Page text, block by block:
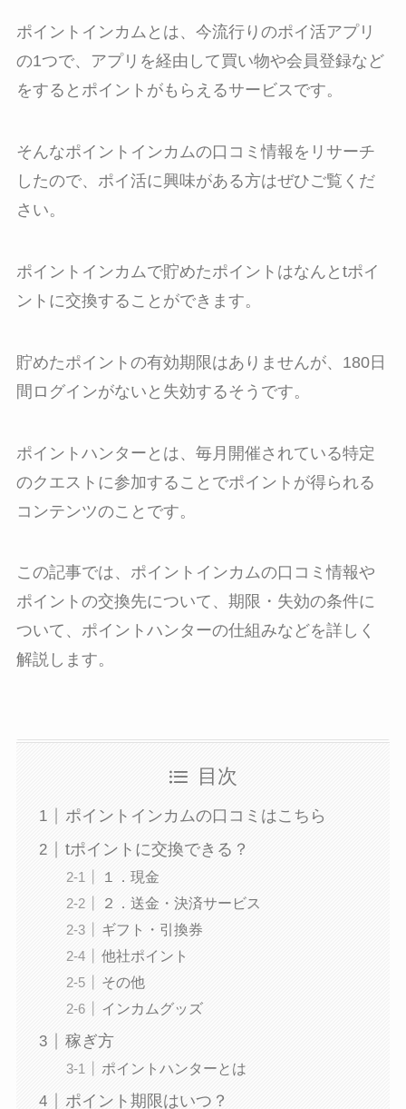
ポイントインカムとは、今流行りのポイ活アプリ
の1つで、アプリを経由して買い物や会員登録など
をするとポイントがもらえるサービスです。
そんなポイントインカムの口コミ情報をリサーチ
したので、ポイ活に興味がある方はぜひご覧くだ
さい。
ポイントインカムで貯めたポイントはなんとtポイ
ントに交換することができ ます。
貯めたポイントの有効期限はありませんが、180日
間ログインがないと失効するそうです。
ポイントハンターとは、毎月開催されている特定
のクエストに参加することでポイントが得られる
コンテンツのことです。
この記事では、ポイントインカムの口コミ情報や
ポイントの交換先について、期限・失効の条件に
ついて、ポイントハンターの仕組みなどを詳しく
解説します。
目次
ポイントインカムの口コミはこちら
tポイントに交換できる？
１．現金
２．送金・決済サービス
ギフト・引換券
他社ポイント
その他
インカムグッズ
稼ぎ方
ポイントハンターとは
ポイント期限はいつ？